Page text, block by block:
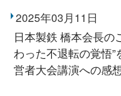
2025年03月11日
日本製鉄 橋本会長
わった不退転の覚悟
営者大会講演への感